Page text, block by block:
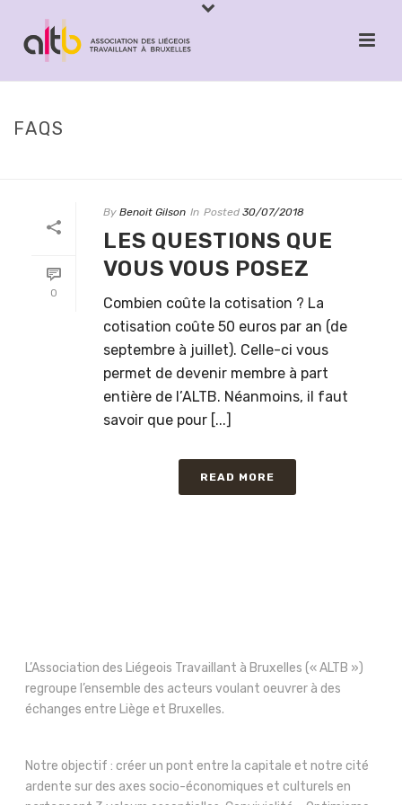
FAQS
0
By Benoit Gilson In Posted 30/07/2018
LES QUESTIONS QUE
VOUS VOUS POSEZ
Combien coûte la cotisation ? La
cotisation coûte 50 euros par an (de
septembre à juillet). Celle-ci vous
permet de devenir membre à part
entière de l’ALTB. Néanmoins, il faut
savoir que pour [...]
READ MORE
L’Association des Liégeois Travaillant à Bruxelles (« ALTB »)
regroupe l’ensemble des acteurs voulant oeuvrer à des
échanges entre Liège et Bruxelles.
Notre objectif : créer un pont entre la capitale et notre cité
ardente sur des axes socio-économiques et culturels en